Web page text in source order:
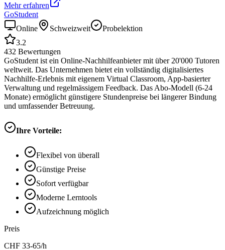
Mehr erfahren
GoStudent
Online
Schweizweit
Probelektion
3.2
432 Bewertungen
GoStudent ist ein Online-Nachhilfeanbieter mit über 20'000 Tutoren
weltweit. Das Unternehmen bietet ein vollständig digitalisiertes
Nachhilfe-Erlebnis mit eigenem Virtual Classroom, App-basierter
Verwaltung und regelmässigem Feedback. Das Abo-Modell (6-24
Monate) ermöglicht günstigere Stundenpreise bei längerer Bindung
und umfassender Betreuung.
Ihre Vorteile:
Flexibel von überall
Günstige Preise
Sofort verfügbar
Moderne Lerntools
Aufzeichnung möglich
Preis
CHF 33-65/h